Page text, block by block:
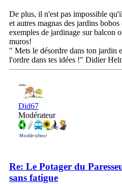
De plus, il n'est pas impossible
et autres magnas des jardins
exemples de jardinage sur balcon
muros!
" Mets le désordre dans ton jardin
l'ordre dans tes idées !" Didier
Did67
Modérateur
Re: Le Potager du
sans fatigue